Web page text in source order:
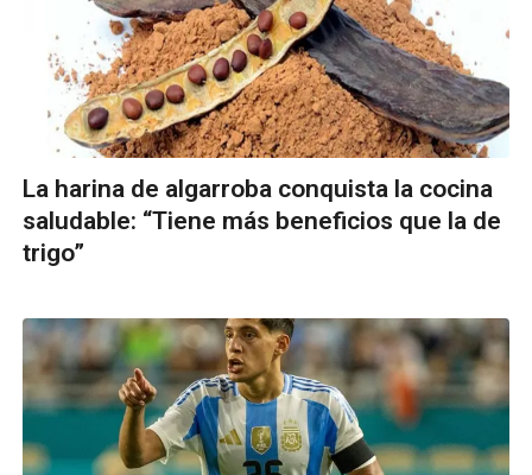
La harina de algarroba conquista la cocina
saludable: “Tiene más beneficios que la de
trigo”